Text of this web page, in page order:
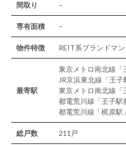
間取り –
専有面積 –
物件特徴 REIT系ブランドマ
最寄駅
東京メトロ南北線「
JR京浜東北線「王
東京メトロ南北線「
都電荒川線「王子駅
都電荒川線「梶原駅
総戸数 211戸